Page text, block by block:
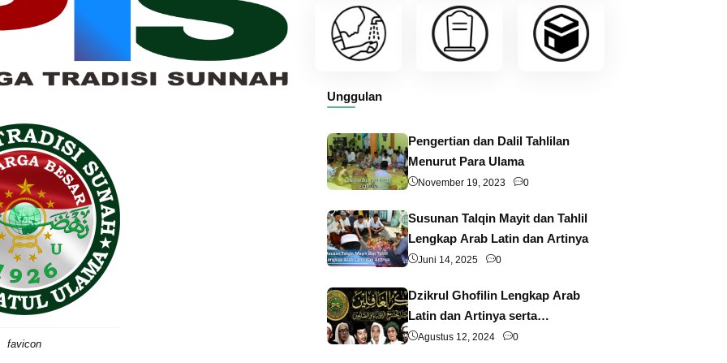
favicon
Unggulan
Pengertian dan Dalil Tahlilan
Menurut Para Ulama
November 19, 2023 0
Susunan Talqin Mayit dan Tahlil
Lengkap Arab Latin dan Artinya
Juni 14, 2025 0
Dzikrul Ghofilin Lengkap Arab
Latin dan Artinya serta
Pengertian dan Keutamaannya
Agustus 12, 2024 0